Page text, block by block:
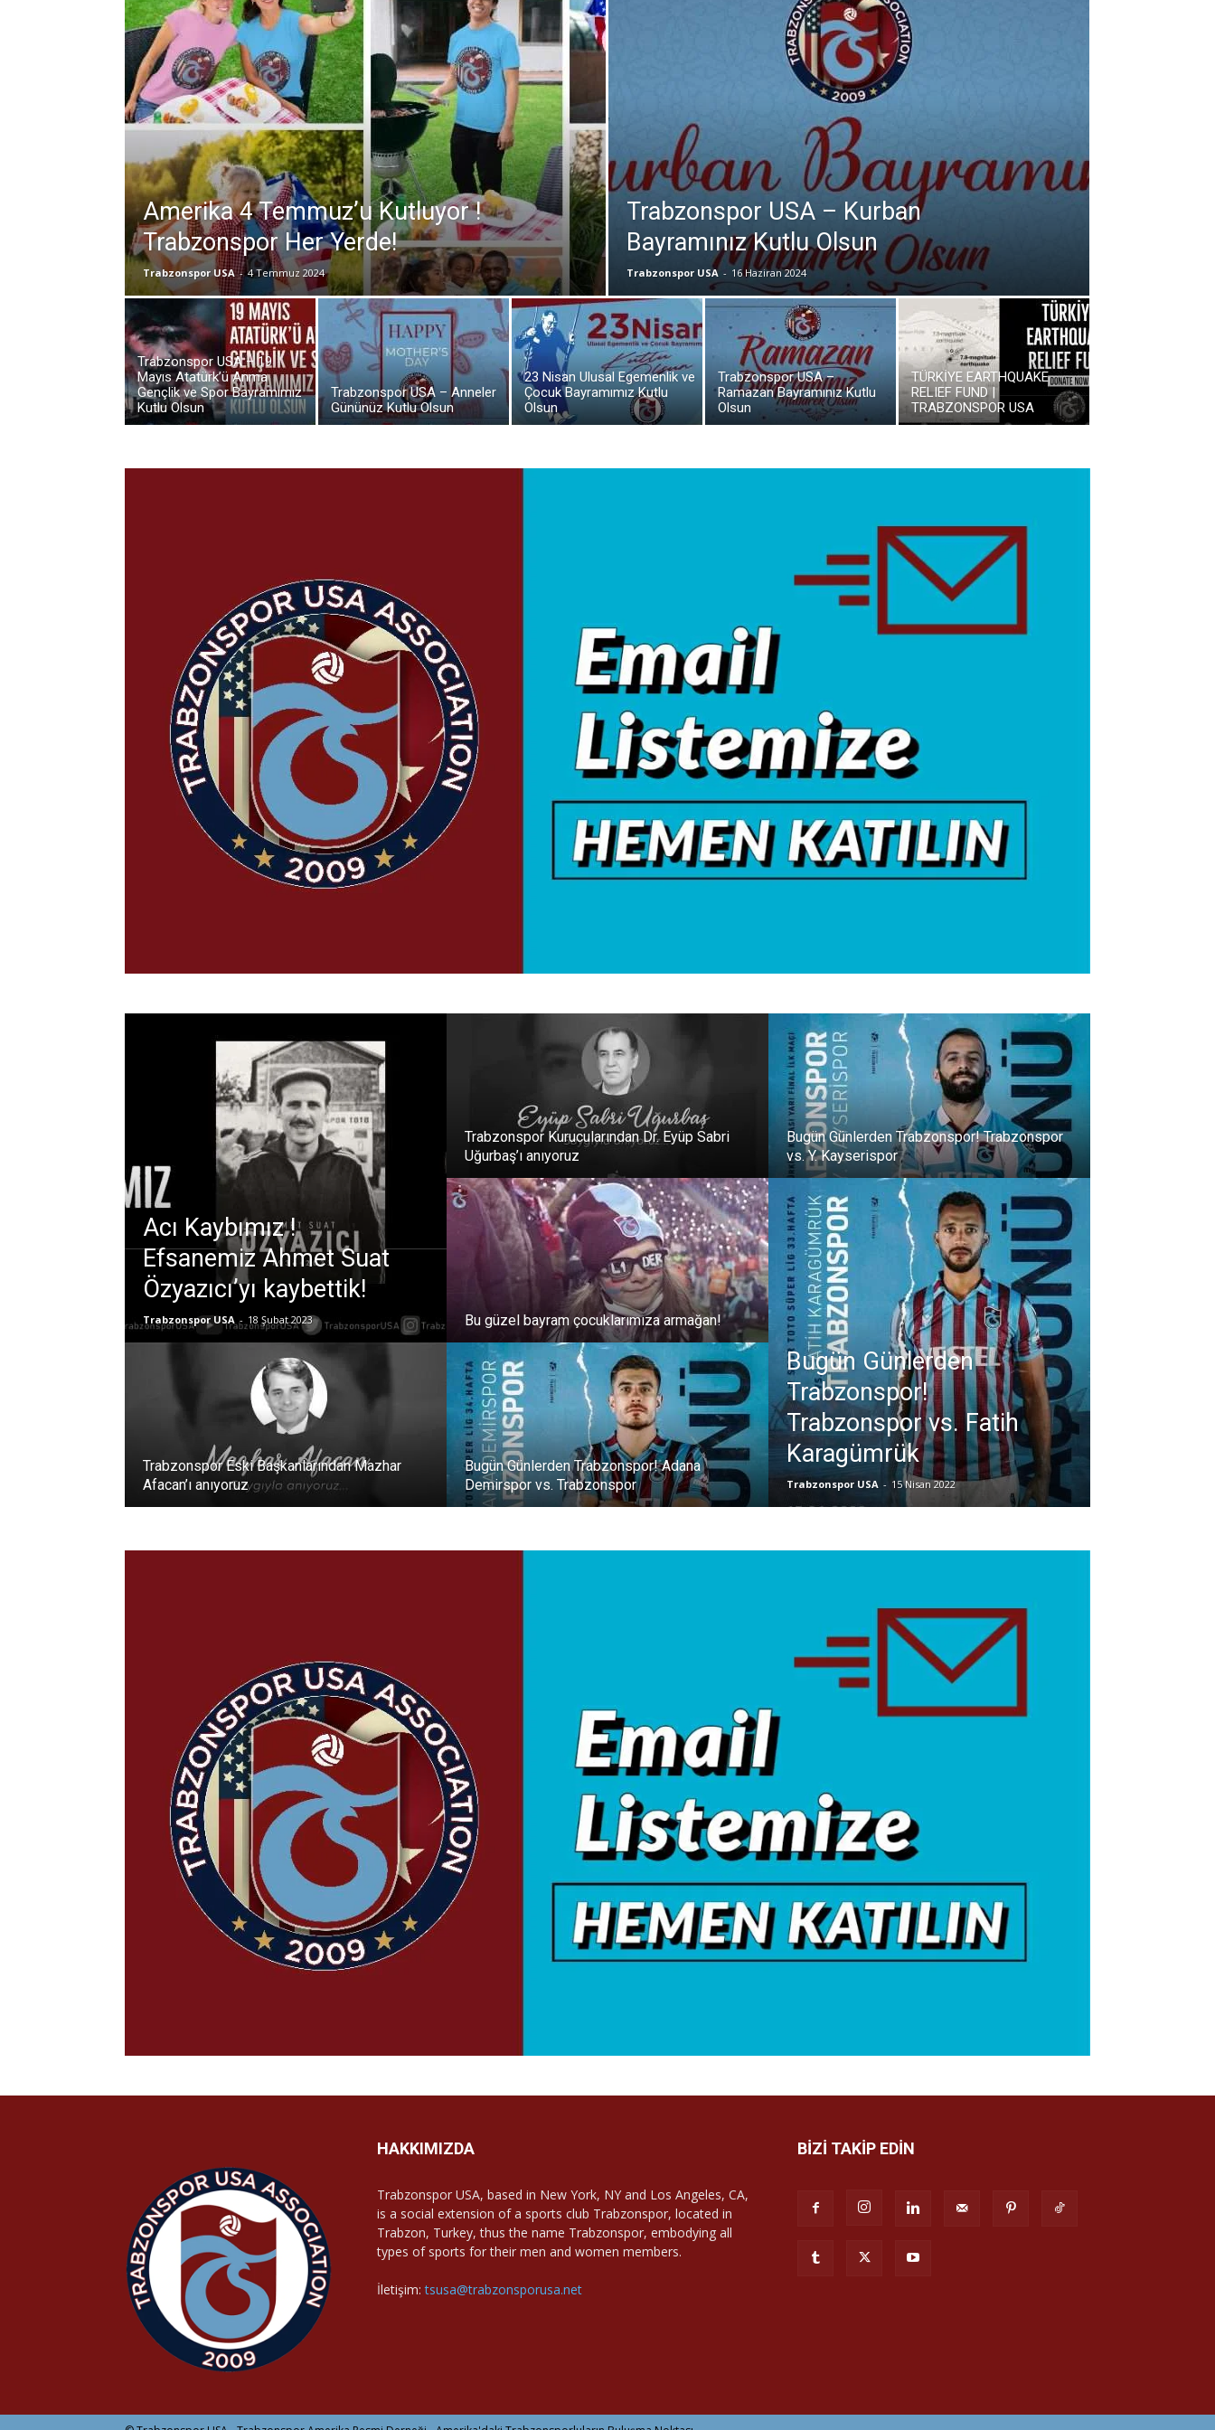
Amerika 4 Temmuz’u Kutluyor !
Trabzonspor Her Yerde!
Trabzonspor USA - 4 Temmuz 2024
Trabzonspor USA – Kurban
Bayramınız Kutlu Olsun
Trabzonspor USA - 16 Haziran 2024
Trabzonspor USA – 19
Mayıs Atatürk’ü Anma
Gençlik ve Spor Bayramımız
Kutlu Olsun
Trabzonspor USA – Anneler
Gününüz Kutlu Olsun
23 Nisan Ulusal Egemenlik ve
Çocuk Bayramımız Kutlu
Olsun
Trabzonspor USA –
Ramazan Bayramınız Kutlu
Olsun
TÜRKİYE EARTHQUAKE
RELIEF FUND |
TRABZONSPOR USA
Acı Kaybımız !
Efsanemiz Ahmet Suat
Özyazıcı’yı kaybettik!
Trabzonspor USA - 18 Şubat 2023
Trabzonspor Eski Başkanlarından Mazhar
Afacan’ı anıyoruz
Trabzonspor Kurucularından Dr. Eyüp Sabri
Uğurbaş’ı anıyoruz
Bu güzel bayram çocuklarımıza armağan!
Bugün Günlerden Trabzonspor! Adana
Demirspor vs. Trabzonspor
Bugün Günlerden Trabzonspor! Trabzonspor
vs. Y. Kayserispor
Bugün Günlerden
Trabzonspor!
Trabzonspor vs. Fatih
Karagümrük
Trabzonspor USA - 15 Nisan 2022
HAKKIMIZDA
Trabzonspor USA, based in New York, NY and Los Angeles, CA,
is a social extension of a sports club Trabzonspor, located in
Trabzon, Turkey, thus the name Trabzonspor, embodying all
types of sports for their men and women members.
İletişim:tsusa@trabzonsporusa.net
BİZİ TAKİP EDİN